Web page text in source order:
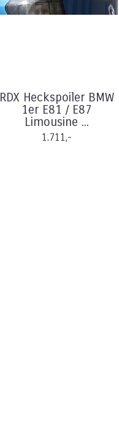
RDX Heckspoiler BMW
1er E81 / E87
Limousine ...
1.711,-